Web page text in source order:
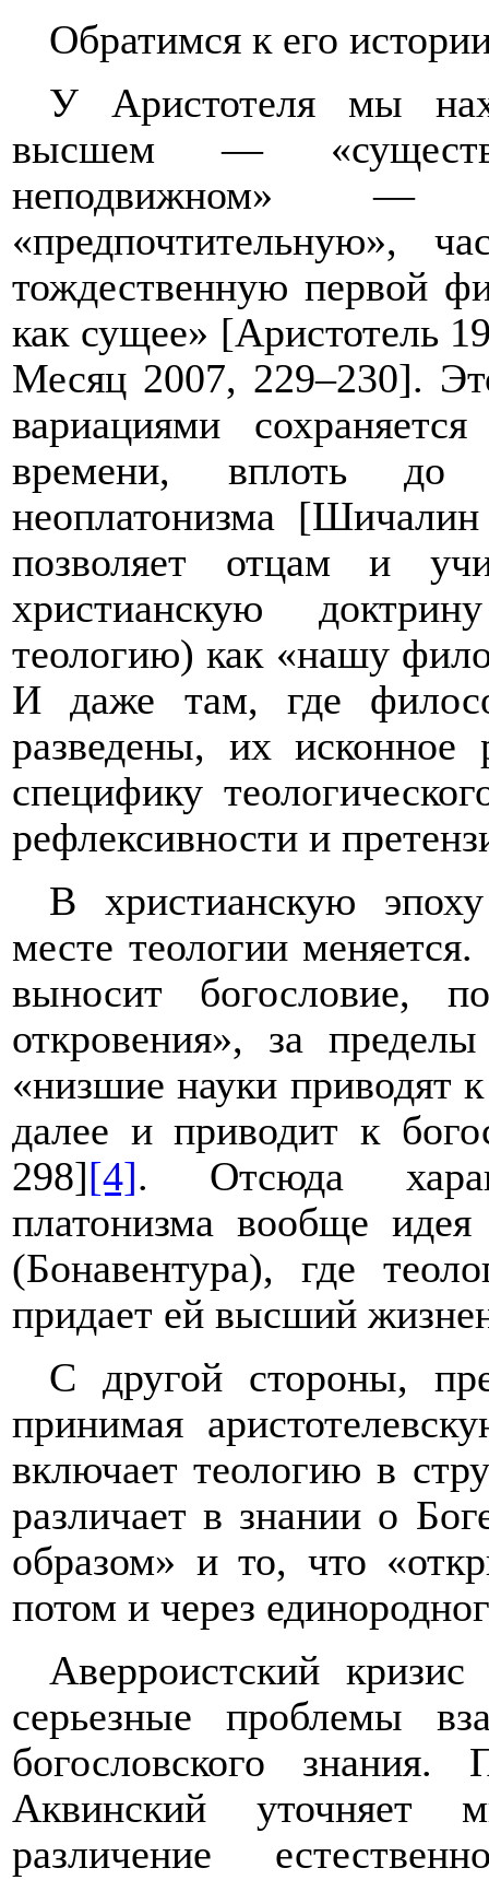
Обратимся к его
У Аристотеля мы
высшем —
неподвижном»
«предпочтительную»,
тождественную первой
как сущее» [Аристотель
Месяц 2007, 229–230].
вариациями
времени, вплоть до
неоплатонизма
позволяет отцам и
христианскую
теологию) как «нашу
И даже там, где
разведены, их исконное
специфику
рефлексивности и
В христианскую
месте теологии
выносит богословие,
откровения», за
«низшие науки приводят
далее и приводит к
298][4]. Отсюда
платонизма вообще
(Бонавентура), где
придает ей высший
С другой стороны,
принимая
включает теологию в
различает в знании о
образом» и то, что
потом и через
Аверроистский
серьезные проблемы
богословского знания.
Аквинский уточняет
различение